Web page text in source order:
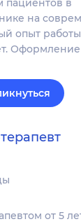
пациентов в
на
опыт
от 5